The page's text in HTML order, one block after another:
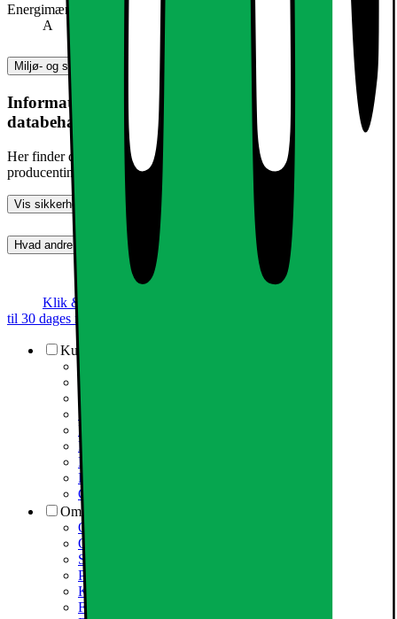
Energimærke
A
Miljø- og sikkerhedsoplysninger
Information om produktsikkerhed og
databehandling
Her finder du information om generel produktsikkerhed og
producentinformation
Vis sikkerhedsoplysninger
Hvad andre synes (0) Dette produkt er endnu ikke blevet bedømt.
Klik & Hent
til 30 dages returret
Kundeservice
Kundeservice
Varehuse / åbningstider
Elgigantens kundefordele
Services
Information om spam/phishing-emails og SMS
Fortrydelsesret
Elgigantens privatlivspolitik
Partner
Cookiepolitik
Om Elgiganten
Om Elkjøp Nordic
Om Elgiganten
Samfundsansvar
Presseinformation
Karriere i Elgiganten
Fødevarestyrelsen smiley